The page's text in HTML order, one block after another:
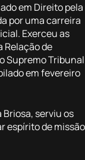
em Direito pela
por uma carreira
Exerceu as
Relação de
Supremo Tribunal
em fevereiro
serviu os
espírito de missão